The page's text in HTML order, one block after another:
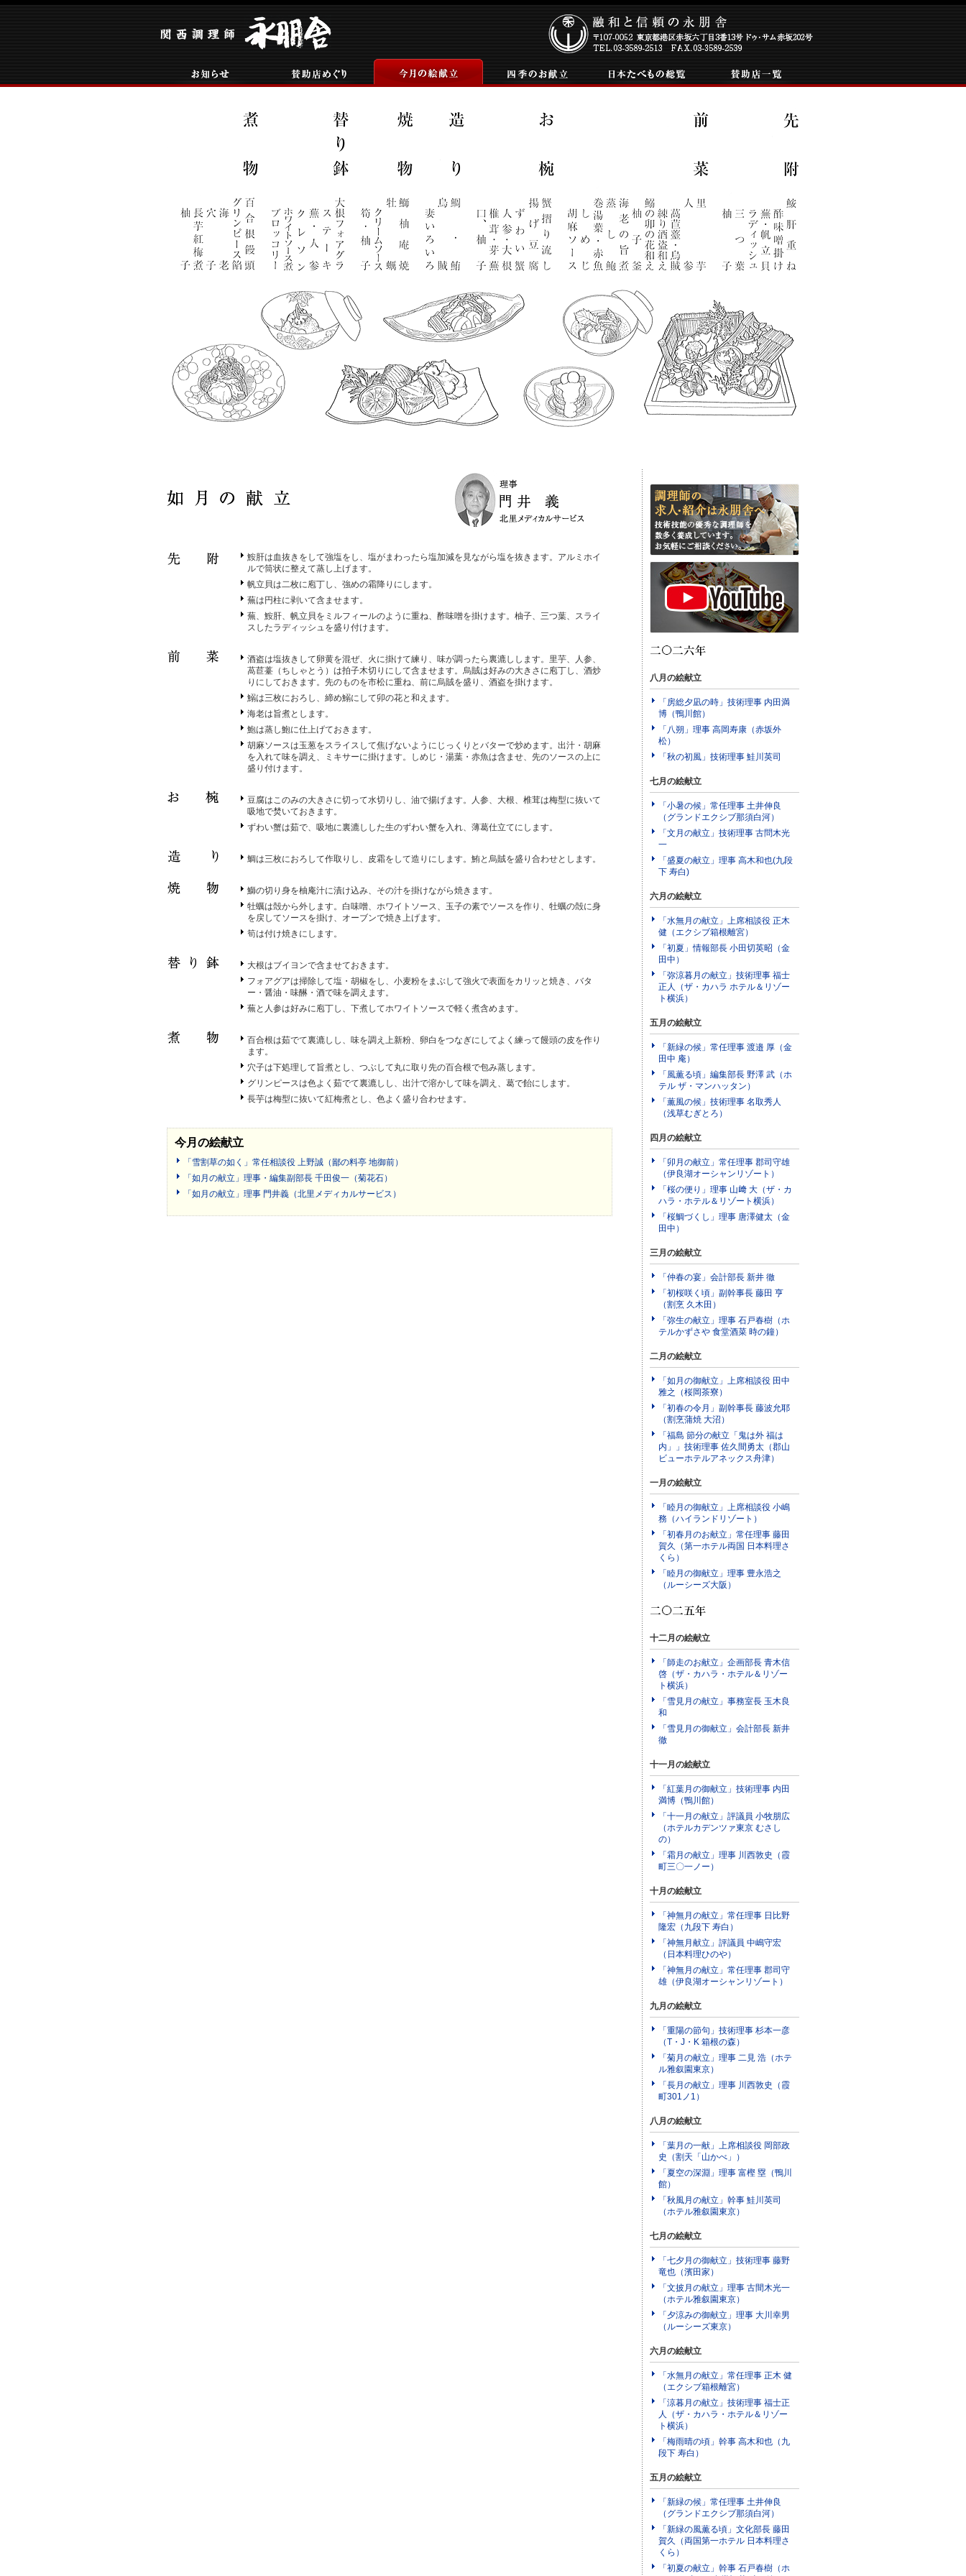
鮟肝は血抜きをして強塩をし、塩がまわったら塩加減を見ながら塩を抜きます。アルミホイ
ルで筒状に整えて蒸し上げます。
帆立貝は二枚に庖丁し、強めの霜降りにします。
蕪は円柱に剥いて含ませます。
蕪、鮟肝、帆立貝をミルフィールのように重ね、酢味噌を掛けます。柚子、三つ葉、スライ
スしたラディッシュを盛り付けます。
酒盗は塩抜きして卵黄を混ぜ、火に掛けて練り、味が調ったら裏漉しします。里芋、人参、
萵苣薹（ちしゃとう）は拍子木切りにして含ませます。烏賊は好みの大きさに庖丁し、酒炒
りにしておきます。先のものを市松に重ね、前に烏賊を盛り、酒盗を掛けます。
鰯は三枚におろし、締め鰯にして卯の花と和えます。
海老は旨煮とします。
鮑は蒸し鮑に仕上げておきます。
胡麻ソースは玉葱をスライスして焦げないようにじっくりとバターで炒めます。出汁・胡麻
を入れて味を調え、ミキサーに掛けます。しめじ・湯葉・赤魚は含ませ、先のソースの上に
盛り付けます。
豆腐はこのみの大きさに切って水切りし、油で揚げます。人参、大根、椎茸は梅型に抜いて
吸地で焚いておきます。
ずわい蟹は茹で、吸地に裏漉しした生のずわい蟹を入れ、薄葛仕立てにします。
鯛は三枚におろして作取りし、皮霜をして造りにします。鮪と烏賊を盛り合わせとします。
鰤の切り身を柚庵汁に漬け込み、その汁を掛けながら焼きます。
牡蠣は殻から外します。白味噌、ホワイトソース、玉子の素でソースを作り、牡蠣の殻に身
を戻してソースを掛け、オーブンで焼き上げます。
筍は付け焼きにします。
大根はブイヨンで含ませておきます。
フォアグアは掃除して塩・胡椒をし、小麦粉をまぶして強火で表面をカリッと焼き、バタ
ー・醤油・味醂・酒で味を調えます。
蕪と人参は好みに庖丁し、下煮してホワイトソースで軽く煮含めます。
百合根は茹でて裏漉しし、味を調え上新粉、卵白をつなぎにしてよく練って饅頭の皮を作り
ます。
穴子は下処理して旨煮とし、つぶして丸に取り先の百合根で包み蒸します。
グリンピースは色よく茹でて裏漉しし、出汁で溶かして味を調え、葛で飴にします。
長芋は梅型に抜いて紅梅煮とし、色よく盛り合わせます。
今月の絵献立
「雪割草の如く」常任相談役 上野誠（鄙の料亭 地御前）
「如月の献立」理事・編集副部長 千田俊一（菊花石）
「如月の献立」理事 門井義（北里メディカルサービス）
八月の絵献立
「房総夕凪の時」技術理事 内田満
博（鴨川館）
「八朔」理事 高岡寿康（赤坂外
松）
「秋の初風」技術理事 鮭川英司
七月の絵献立
「小暑の候」常任理事 土井伸良
（グランドエクシブ那須白河）
「文月の献立」技術理事 古問木光
一
「盛夏の献立」理事 高木和也(九段
下 寿白)
六月の絵献立
「水無月の献立」上席相談役 正木
健（エクシブ箱根離宮）
「初夏」情報部長 小田切英昭（金
田中）
「弥涼暮月の献立」技術理事 福士
正人（ザ・カハラ ホテル＆リゾー
ト横浜）
五月の絵献立
「新緑の候」常任理事 渡邉 厚（金
田中 庵）
「風薫る頃」編集部長 野澤 武（ホ
テル ザ・マンハッタン）
「薫風の候」技術理事 名取秀人
（浅草むぎとろ）
四月の絵献立
「卯月の献立」常任理事 郡司守雄
（伊良湖オーシャンリゾート）
「桜の便り」理事 山﨑 大（ザ・カ
ハラ・ホテル＆リゾート横浜）
「桜鯛づくし」理事 唐澤健太（金
田中）
三月の絵献立
「仲春の宴」会計部長 新井 徹
「初桜咲く頃」副幹事長 藤田 亨
（割烹 久木田）
「弥生の献立」理事 石戸春樹（ホ
テルかずさや 食堂酒菜 時の鐘）
二月の絵献立
「如月の御献立」上席相談役 田中
雅之（桜岡茶寮）
「初春の令月」副幹事長 藤波允耶
（割烹蒲焼 大沼）
「福島 節分の献立「鬼は外 福は
内」」技術理事 佐久間勇太（郡山
ビューホテルアネックス舟津）
一月の絵献立
「睦月の御献立」上席相談役 小嶋
務（ハイランドリゾート）
「初春月のお献立」常任理事 藤田
賀久（第一ホテル両国 日本料理さ
くら）
「睦月の御献立」理事 豊永浩之
（ルーシーズ大阪）
十二月の絵献立
「師走のお献立」企画部長 青木信
啓（ザ・カハラ・ホテル＆リゾー
ト横浜）
「雪見月の献立」事務室長 玉木良
和
「雪見月の御献立」会計部長 新井
徹
十一月の絵献立
「紅葉月の御献立」技術理事 内田
満博（鴨川館）
「十一月の献立」評議員 小牧朋広
（ホテルカデンツァ東京 むさし
の）
「霜月の献立」理事 川西敦史（霞
町三〇一ノー）
十月の絵献立
「神無月の献立」常任理事 日比野
隆宏（九段下 寿白）
「神無月献立」評議員 中嶋守宏
（日本料理ひのや）
「神無月の献立」常任理事 郡司守
雄（伊良湖オーシャンリゾート）
九月の絵献立
「重陽の節句」技術理事 杉本一彦
（T・J・K 箱根の森）
「菊月の献立」理事 二見 浩（ホテ
ル雅叙園東京）
「長月の献立」理事 川西敦史（霞
町301ノ1）
八月の絵献立
「葉月の一献」上席相談役 岡部政
史（割天「山かべ」）
「夏空の深淵」理事 富樫 塁（鴨川
館）
「秋風月の献立」幹事 鮭川英司
（ホテル雅叙園東京）
七月の絵献立
「七夕月の御献立」技術理事 藤野
竜也（濱田家）
「文披月の献立」理事 古間木光一
（ホテル雅叙園東京）
「夕涼みの御献立」理事 大川幸男
（ルーシーズ東京）
六月の絵献立
「水無月の献立」常任理事 正木 健
（エクシブ箱根離宮）
「涼暮月の献立」技術理事 福士正
人（ザ・カハラ・ホテル＆リゾー
ト横浜）
「梅雨晴の頃」幹事 高木和也（九
段下 寿白）
五月の絵献立
「新緑の候」常任理事 土井伸良
（グランドエクシブ那須白河）
「新緑の風薫る頃」文化部長 藤田
賀久（両国第一ホテル 日本料理さ
くら）
「初夏の献立」幹事 石戸春樹（ホ